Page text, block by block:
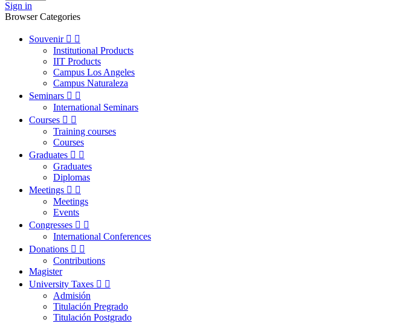
Sign in
Browser Categories
Souvenir  
Institutional Products
IIT Products
Campus Los Angeles
Campus Naturaleza
Seminars  
International Seminars
Courses  
Training courses
Courses
Graduates  
Graduates
Diplomas
Meetings  
Meetings
Events
Congresses  
International Conferences
Donations  
Contributions
Magister
University Taxes  
Admisión
Titulación Pregrado
Titulación Postgrado